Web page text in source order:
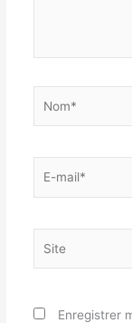
mail*
Enregistrer